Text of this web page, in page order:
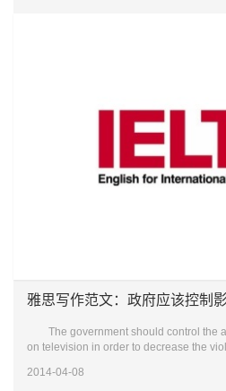
The government should control the
on television in order to decrease the
2014-04-08